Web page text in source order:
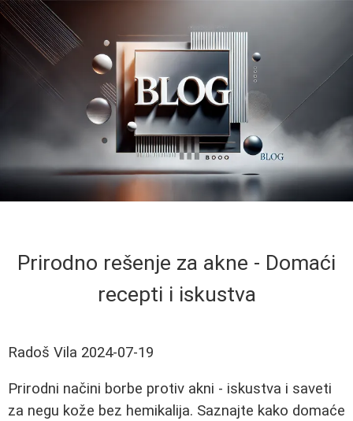
Prirodno rešenje za akne - Domaći
recepti i iskustva
Radoš Vila 2024-07-19
Prirodni načini borbe protiv akni - iskustva i saveti
za negu kože bez hemikalija. Saznajte kako domaće